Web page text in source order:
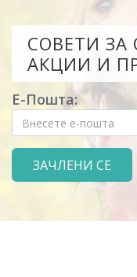
СОВЕТИ ЗА
АКЦИИ И
Е-Пошта: